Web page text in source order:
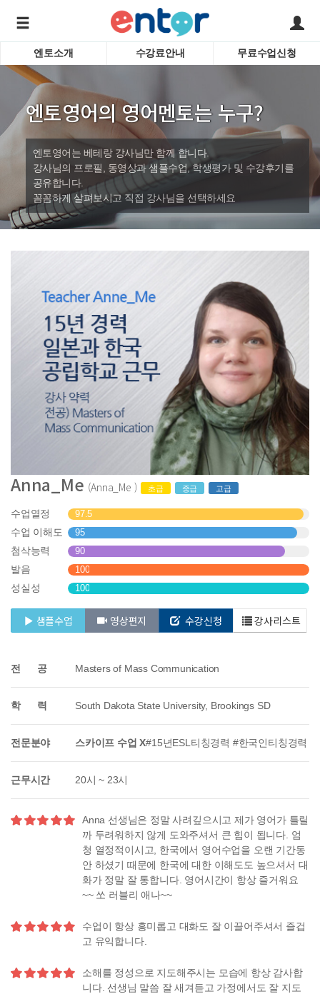
학습도우미 G1
바로가기
서비스안내
강사소개
회사소개
어린이
인터뷰
시험영
영자신
수업
엔토소개 수강료안내 무료수업신청
엔토영어의 영어멘토는 누구?
엔토영어는 베테랑 강사님만 함께 합니다.
강사님의 프로필, 동영상과 샘플수업, 학생평가 및 수강후기를
공유합니다.
꼼꼼하게 살펴보시고 직접 강사님을 선택하세요
Anna_Me (Anna_Me ) 초급 중급 고급
수업열정 97.5
수업 이해도 95
첨삭능력 90
발음 100
성실성 100
샘플수업 영상편지 수강신청 강사리스트
전 공 Masters of Mass Communication
학 력 South Dakota State University, Brookings SD
전문분야 스카이프 수업 X#15년ESL티칭경력 #한국인티칭경력
근무시간 20시 ~ 23시
Anna 선생님은 정말 사려깊으시고 제가 영어가 틀릴
까 두려워하지 않게 도와주셔서 큰 힘이 됩니다. 엄
청 열정적이시고, 한국에서 영어수업을 오랜 기간동
안 하셨기 때문에 한국에 대한 이해도도 높으셔서 대
화가 정말 잘 통합니다. 영어시간이 항상 즐거워요
~~ 쏘 러블리 애나~~
수업이 항상 흥미롭고 대화도 잘 이끌어주셔서 즐겁
고 유익합니다.
소해를 정성으로 지도해주시는 모습에 항상 감사합
니다. 선생님 말씀 잘 새겨듣고 가정에서도 잘 지도